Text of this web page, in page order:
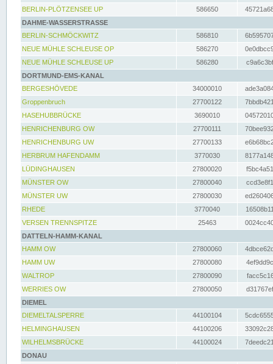
BERLIN-PLÖTZENSEE UP
586650
DAHME-WASSERSTRASSE
BERLIN-SCHMÖCKWITZ
586810
NEUE MÜHLE SCHLEUSE OP
586270
NEUE MÜHLE SCHLEUSE UP
586280
DORTMUND-EMS-KANAL
BERGESHÖVEDE
34000010
Groppenbruch
27700122
HASEHUBBRÜCKE
3690010
HENRICHENBURG OW
27700111
HENRICHENBURG UW
27700133
HERBRUM HAFENDAMM
3770030
LÜDINGHAUSEN
27800020
MÜNSTER OW
27800040
MÜNSTER UW
27800030
RHEDE
3770040
VERSEN TRENNSPITZE
25463
DATTELN-HAMM-KANAL
HAMM OW
27800060
HAMM UW
27800080
WALTROP
27800090
WERRIES OW
27800050
DIEMEL
DIEMELTALSPERRE
44100104
HELMINGHAUSEN
44100206
WILHELMSBRÜCKE
44100024
DONAU